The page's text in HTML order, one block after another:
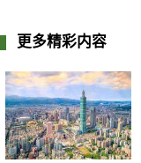
更多精彩内容